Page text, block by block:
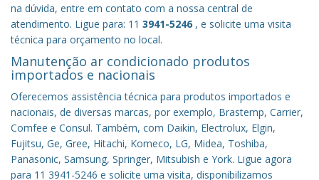
na dúvida, entre em contato com a nossa central de
atendimento. Ligue para: 11 3941-5246 , e solicite uma visita
técnica para orçamento no local.
Manutenção ar condicionado produtos
importados e nacionais
Oferecemos assistência técnica para produtos importados e
nacionais, de diversas marcas, por exemplo, Brastemp, Carrier,
Comfee e Consul. Também, com Daikin, Electrolux, Elgin,
Fujitsu, Ge, Gree, Hitachi, Komeco, LG, Midea, Toshiba,
Panasonic, Samsung, Springer, Mitsubish e York. Ligue agora
para 11 3941-5246 e solicite uma visita, disponibilizamos